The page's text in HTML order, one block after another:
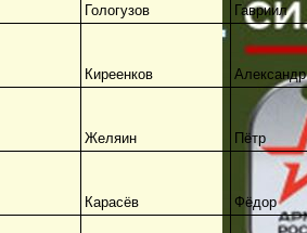
Гологузов Гавриил
Киреенков Александр
Желяин Пётр
Карасёв Фёдор